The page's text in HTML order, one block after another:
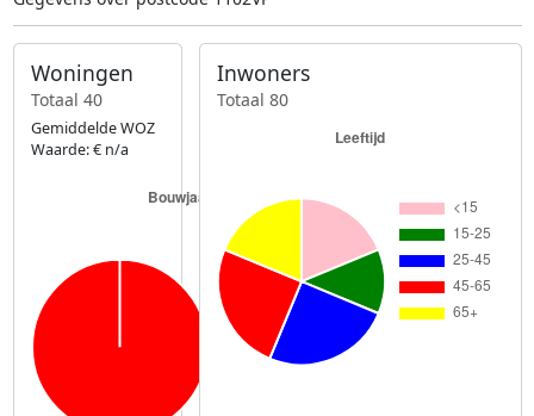
Woningen
Totaal 40
Gemiddelde WOZ
Waarde: € n/a
Inwoners
Totaal 80